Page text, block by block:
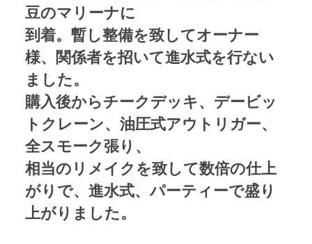
豆のマリーナに
到着。暫し整備を致してオーナー
様、関係者を招いて進水式を行ない
ました。
購入後からチークデッキ、デービッ
トクレーン、油圧式アウトリガー、
全スモーク張り、
相当のリメイクを致して数倍の仕上
がりで、進水式、パーティーで盛り
上がりました。